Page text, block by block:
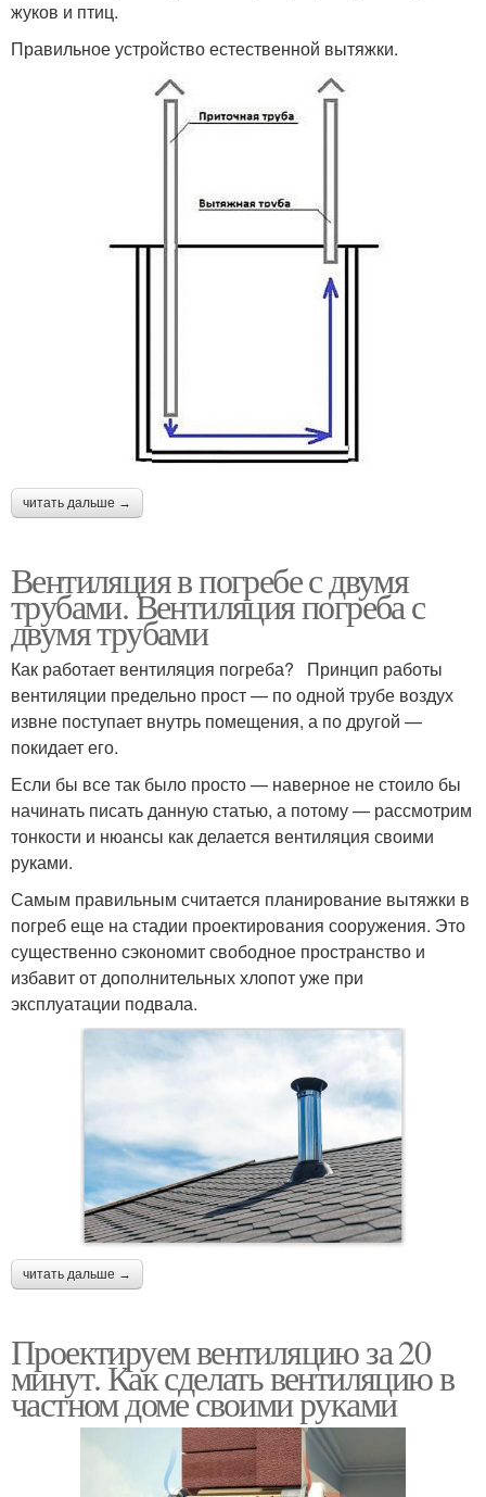
жуков и птиц.
Правильное устройство естественной вытяжки.
читать дальше →
Вентиляция в погребе с двумя
трубами. Вентиляция погреба с
двумя трубами
Как работает вентиляция погреба? Принцип работы
вентиляции предельно прост — по одной трубе воздух
извне поступает внутрь помещения, а по другой —
покидает его.
Если бы все так было просто — наверное не стоило бы
начинать писать данную статью, а потому — рассмотрим
тонкости и нюансы как делается вентиляция своими
руками.
Самым правильным считается планирование вытяжки в
погреб еще на стадии проектирования сооружения. Это
существенно сэкономит свободное пространство и
избавит от дополнительных хлопот уже при
эксплуатации подвала.
читать дальше →
Проектируем вентиляцию за 20
минут. Как сделать вентиляцию в
частном доме своими руками